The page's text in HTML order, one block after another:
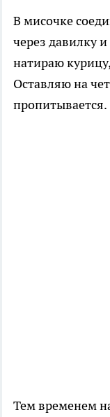
В мисочке
через давилку
натираю
Оставляю на
пропитывается.
Тем временем